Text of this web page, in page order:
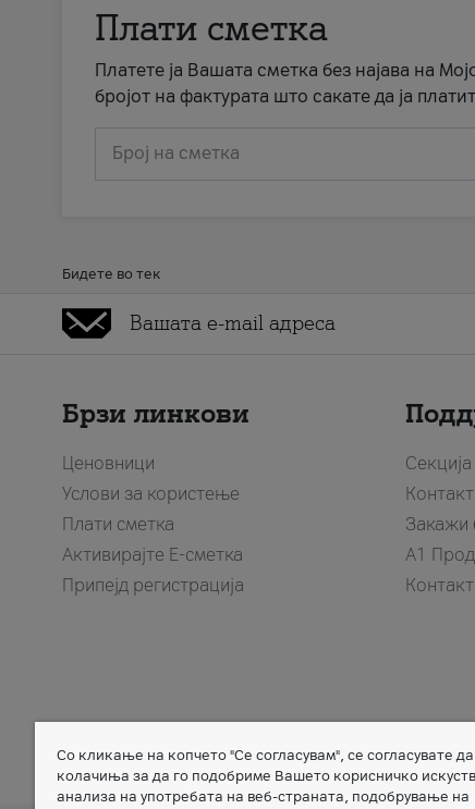
Плати сметка
Платете ја Вашата сметка без најава на
бројот на фактурата што сакате да ја
Број на сметка
Бидете во тек
Брзи линкови
Ценовници
Услови за користење
Плати сметка
Активирајте Е-сметка
Припејд регистрација
Закажи
A1
Member of
Со кликање на копчето "Се согласувам", се согласувате
колачиња за да го подобриме Вашето корисничко
анализа на употребата на веб-страната, подобрување на